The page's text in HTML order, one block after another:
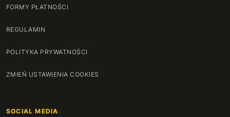
FORMY PŁATNOŚCI
REGULAMIN
POLITYKA PRYWATNOŚCI
ZMIEŃ USTAWIENIA COOKIES
SOCIAL MEDIA